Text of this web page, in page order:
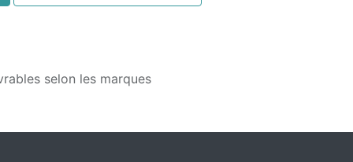
selon les marques